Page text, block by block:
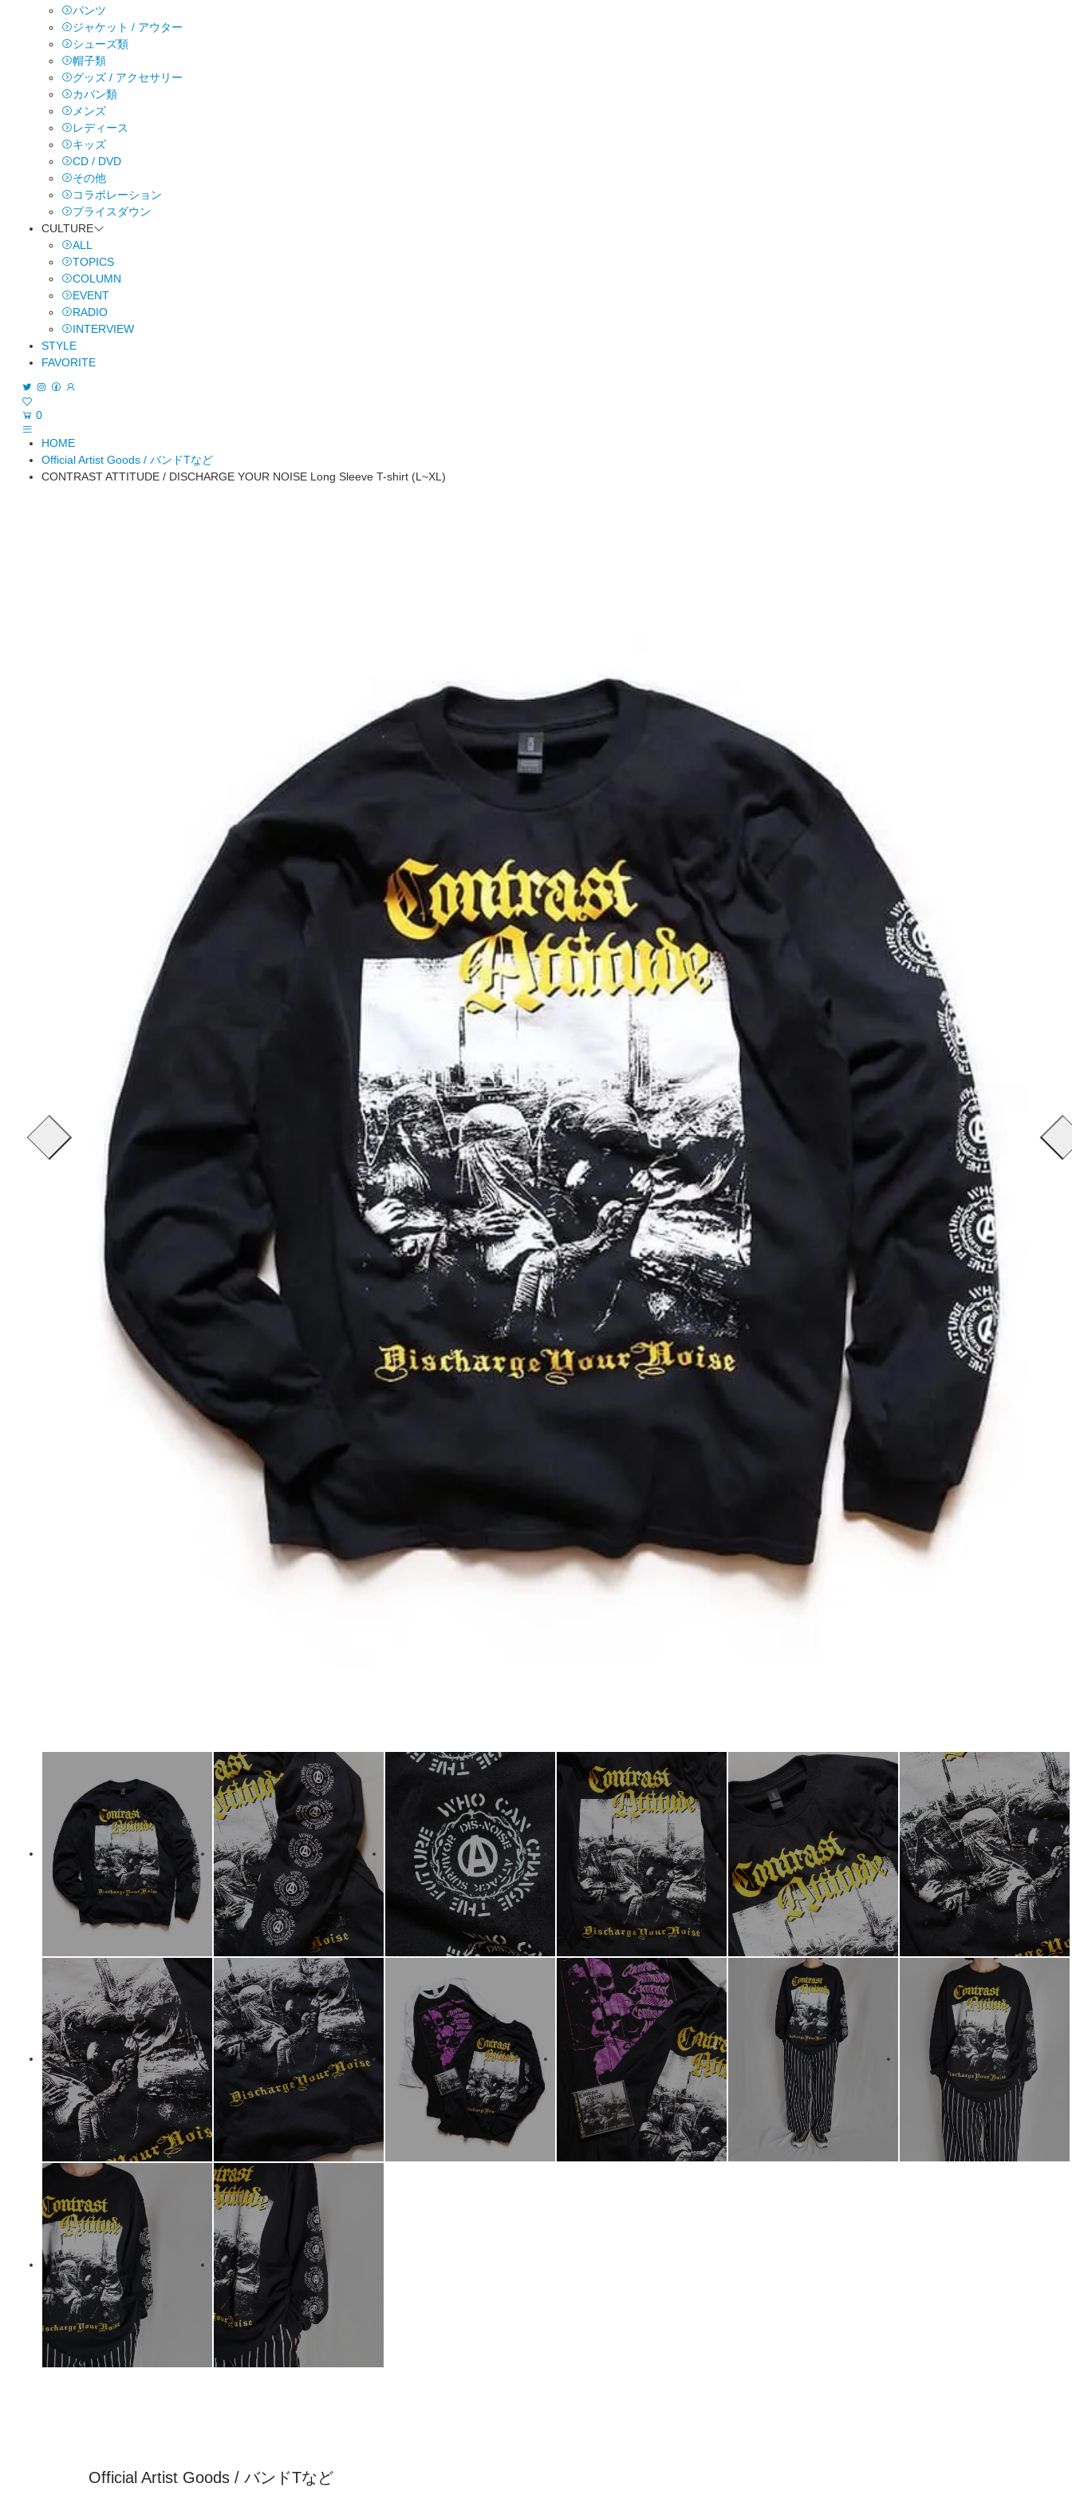
パンツ
ジャケット / アウター
シューズ類
帽子類
グッズ / アクセサリー
カバン類
メンズ
レディース
キッズ
CD / DVD
その他
コラボレーション
プライスダウン
CULTURE
ALL
TOPICS
COLUMN
EVENT
RADIO
INTERVIEW
STYLE
FAVORITE
0
HOME
Official Artist Goods / バンドTなど
CONTRAST ATTITUDE / DISCHARGE YOUR NOISE Long Sleeve T-shirt (L~XL)
Official Artist Goods / バンドTなど